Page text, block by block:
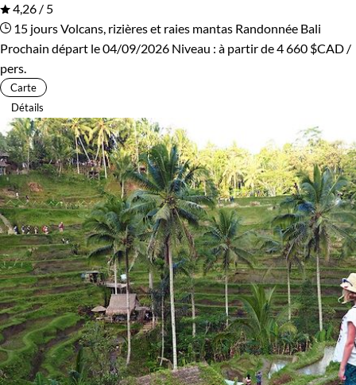
4,26 / 5
15 joursVolcans, rizières et raies mantas Randonnée Bali
Prochain départ le 04/09/2026 Niveau : à partir de4 660 $CAD /
pers.
Carte
Détails